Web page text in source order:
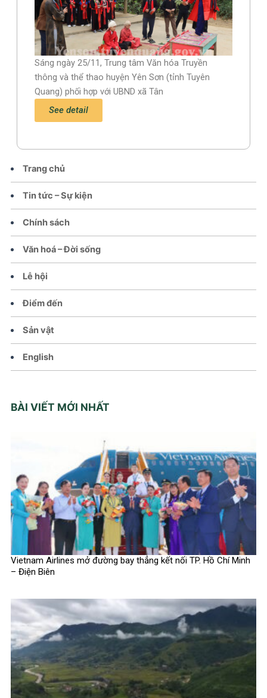
Trang chủ
Tin tức – Sự kiện
Chính sách
Văn hoá – Đời sống
Lễ hội
Điểm đến
Sản vật
English
BÀI VIẾT MỚI NHẤT
Vietnam Airlines mở đường bay thẳng kết nối TP. Hồ Chí Minh
– Điện Biên
Sáng ngày 25/11, Trung tâm Văn hóa Truyền
thông và thể thao huyện Yên Sơn (tỉnh Tuyên
Quang) phối hợp với UBND xã Tân
See detail